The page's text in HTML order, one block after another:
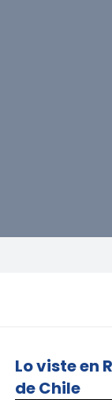
Lo viste en
de Chile